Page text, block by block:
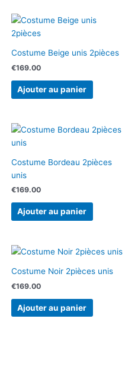
Costume Beige unis 2pièces
€169.00
Ajouter au panier
Costume Bordeau 2pièces
unis
€169.00
Ajouter au panier
Costume Noir 2pièces unis
€169.00
Ajouter au panier